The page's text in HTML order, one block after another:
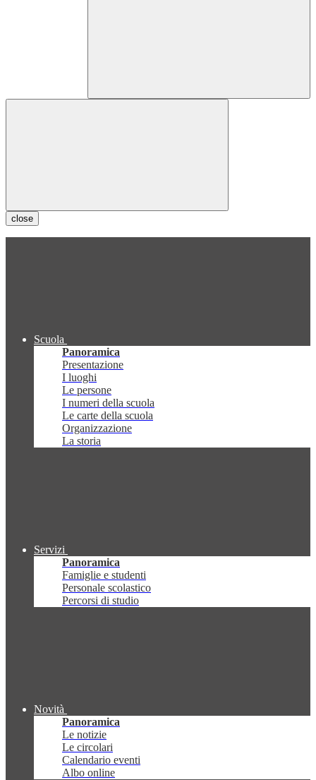
close
Scuola
Panoramica
Presentazione
I luoghi
Le persone
I numeri della scuola
Le carte della scuola
Organizzazione
La storia
Servizi
Panoramica
Famiglie e studenti
Personale scolastico
Percorsi di studio
Novità
Panoramica
Le notizie
Le circolari
Calendario eventi
Albo online